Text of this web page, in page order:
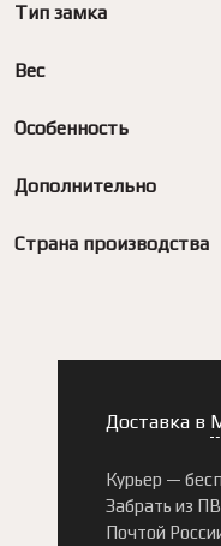
Тип замка
Вес
Особенность
Дополнительно
Страна производства
Доставка в
Курьер —
Забрать из
Почтой